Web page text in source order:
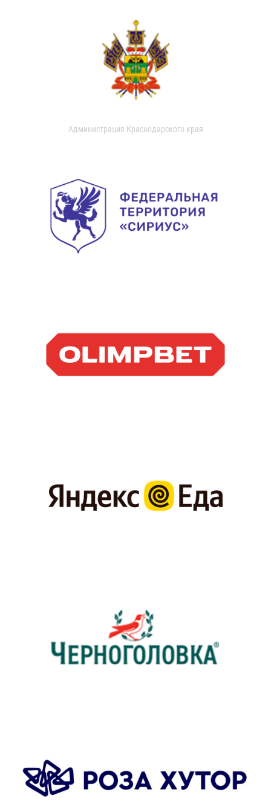
Администрация Краснодарского края